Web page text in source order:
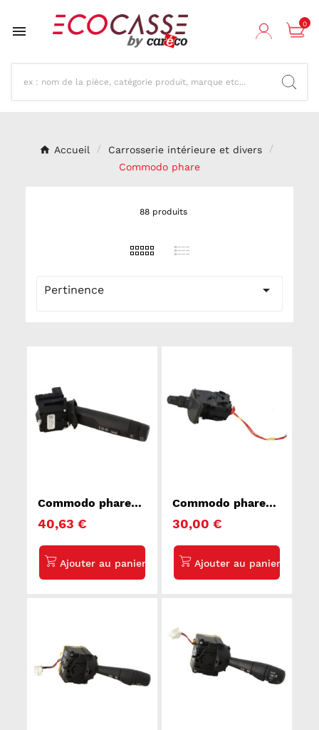
 0
Accueil
Carrosserie intérieure et divers
Commodo phare
88 produits
Pertinence 
Commodo phare
CRUZE
40,63 €
Commodo phare
2
30,00 €